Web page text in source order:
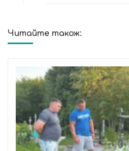
Читайте також: